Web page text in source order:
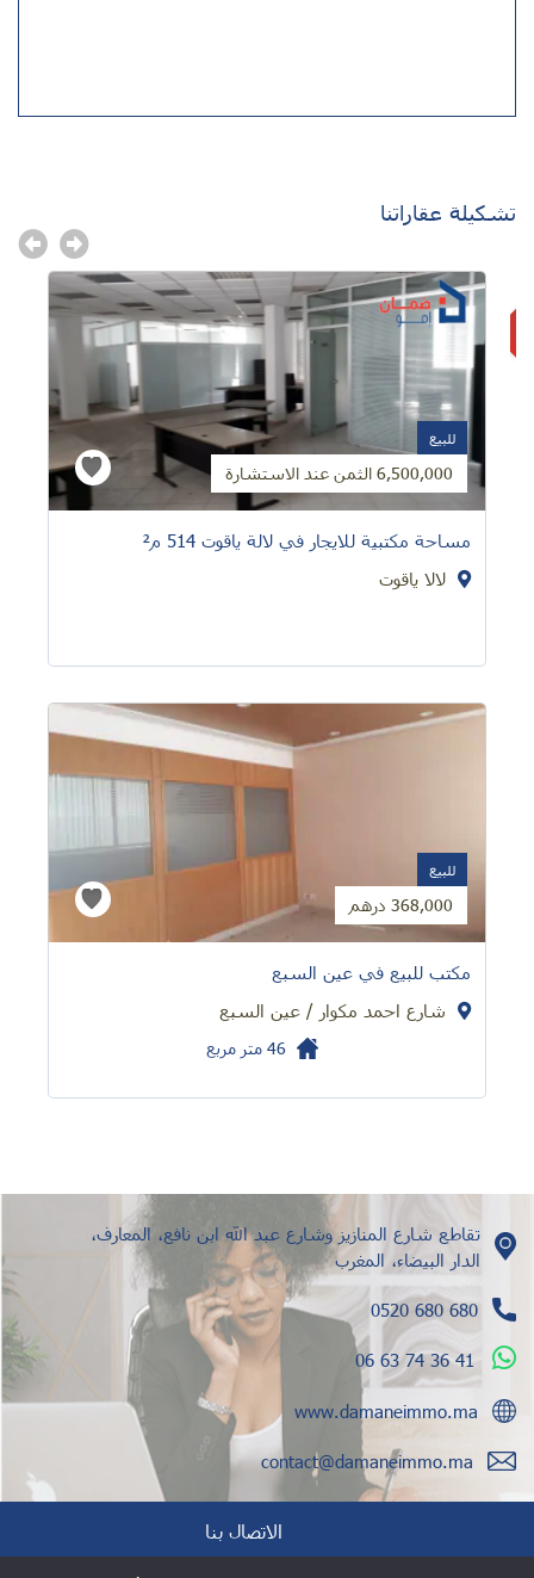
تشكيلة عقاراتنا
للبيع
6,500,000 الثمن عند الاستشارة
مساحة مكتبية للايجار في لالة ياقوت 514 م²
لالا ياقوت
للبيع
368,000 درهم
مكتب للبيع في عين السبع
شارع احمد مكوار / عين السبع
46 متر مربع
تقاطع شارع المنازيز وشارع عبد الله ابن نافع، المعارف،
الدار البيضاء، المغرب
0520 680 680
06 63 74 36 41
www.damaneimmo.ma
contact@damaneimmo.ma
الاتصال بنا